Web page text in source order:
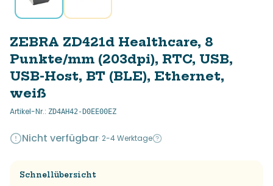
ZEBRA ZD421d Healthcare, 8
Punkte/mm (203dpi), RTC, USB,
USB-Host, BT (BLE), Ethernet,
weiß
Artikel-Nr.: ZD4AH42-D0EE00EZ
Nicht verfügbar· 2-4 Werktage
Schnellübersicht